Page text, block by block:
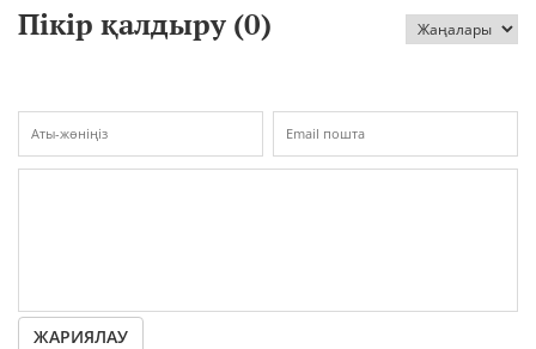
Пікір қалдыру (0)
ЖАРИЯЛАУ